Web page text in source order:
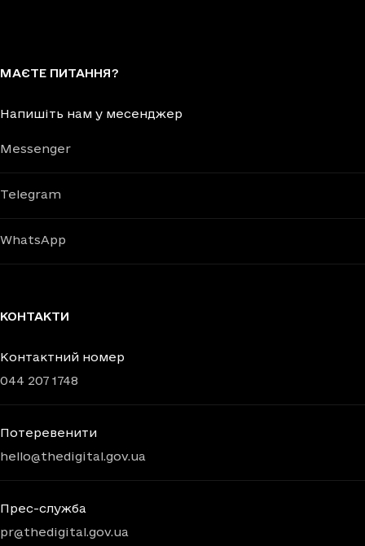
МАЄТЕ ПИТАННЯ?
Напишіть нам у месенджер
Messenger
Telegram
WhatsApp
КОНТАКТИ
Контактний номер
044 207 1748
Потеревенити
hello@thedigital.gov.ua
Прес-служба
pr@thedigital.gov.ua